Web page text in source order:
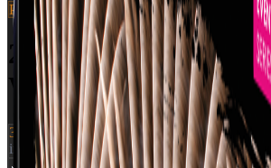
Pyroshow SKU: 2635
2635 - BLOOD RED
WITH RED TAIL &
379 kr.
inkl. moms